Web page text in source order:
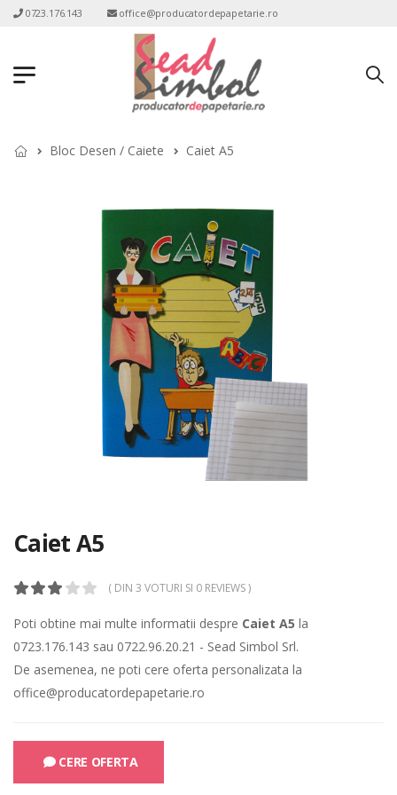
0723.176.143 office@producatordepapetarie.ro
Bloc Desen / Caiete Caiet A5
Caiet A5
( DIN 3 VOTURI SI 0 REVIEWS )
Poti obtine mai multe informatii despre Caiet A5 la
0723.176.143 sau 0722.96.20.21 - Sead Simbol Srl.
De asemenea, ne poti cere oferta personalizata la
office@producatordepapetarie.ro
CERE OFERTA